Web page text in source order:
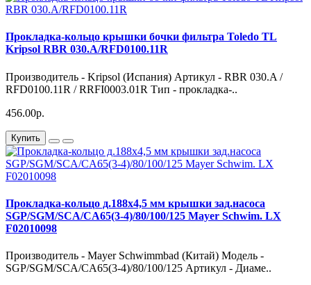
Прокладка-кольцо крышки бочки фильтра Toledo ТL
Kripsol RBR 030.A/RFD0100.11R
Производитель - Kripsol (Испания) Артикул - RBR 030.A /
RFD0100.11R / RRFI0003.01R Тип - прокладка-..
456.00р.
Купить
Прокладка-кольцо д.188х4,5 мм крышки зад.насоса
SGP/SGM/SCA/CA65(3-4)/80/100/125 Mayer Schwim. LX
F02010098
Производитель - Mayer Schwimmbad (Китай) Модель -
SGP/SGM/SCA/CA65(3-4)/80/100/125 Артикул - Диаме..